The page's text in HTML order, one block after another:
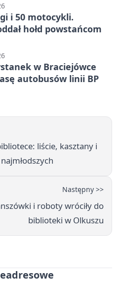
i 50 motocykli.
hołd powstańcom
w Braciejówce
autobusów linii BP
liście, kasztany i
Następny >>
i roboty wróciły do
biblioteki w Olkuszu